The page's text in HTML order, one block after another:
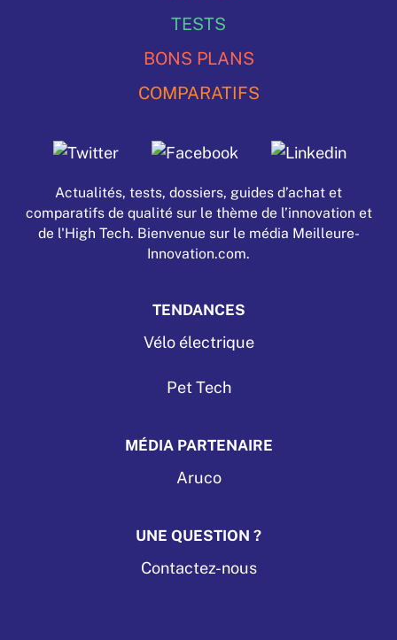
TESTS
BONS PLANS
COMPARATIFS
Actualités, tests, dossiers, guides d’achat et
comparatifs de qualité sur le thème de l’innovation et
de l'High Tech. Bienvenue sur le média Meilleure-
Innovation.com.
TENDANCES
Vélo électrique
Pet Tech
MÉDIA PARTENAIRE
Aruco
UNE QUESTION ?
Contactez-nous